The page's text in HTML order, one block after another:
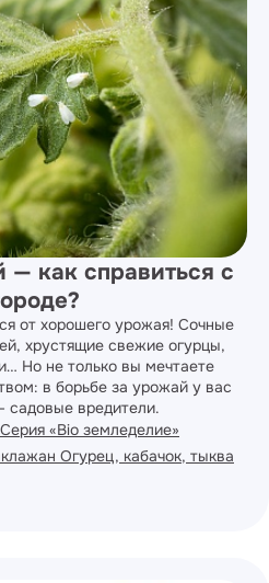
— как справиться с
от хорошего урожая! Сочные
хрустящие свежие огурцы,
Но не только вы мечтаете
в борьбе за урожай у вас
садовые вредители.
Серия «Bio земледелие»
Огурец, кабачок, тыква